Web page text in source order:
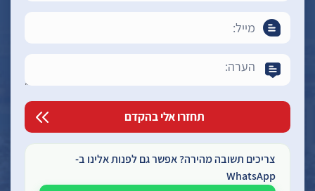
צריכים תשובה מהירה? אפשר גם לפנות אלינו ב-
WhatsApp